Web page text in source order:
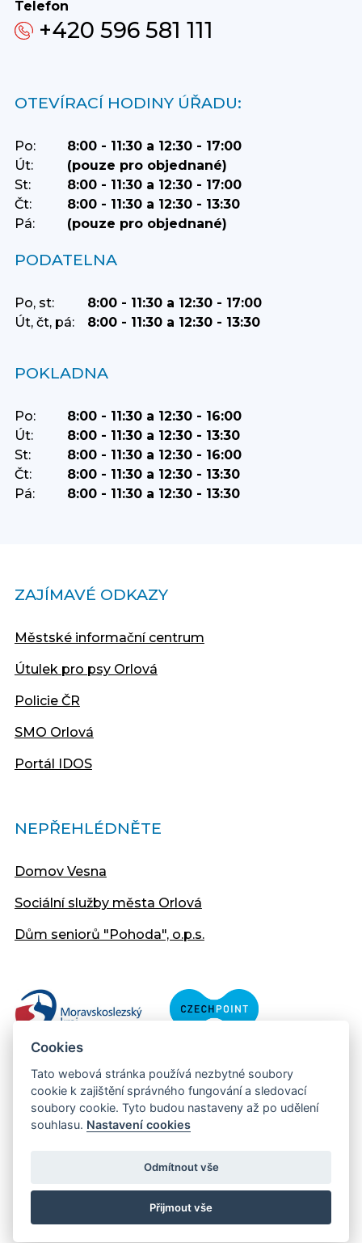
Telefon
+420 596 581 111
OTEVÍRACÍ HODINY ÚŘADU:
Po:
8:00 - 11:30 a 12:30 - 17:00
Út:
(pouze pro objednané)
St:
8:00 - 11:30 a 12:30 - 17:00
Čt:
8:00 - 11:30 a 12:30 - 13:30
Pá:
(pouze pro objednané)
PODATELNA
Po, st:
8:00 - 11:30 a 12:30 - 17:00
Út, čt, pá:
8:00 - 11:30 a 12:30 - 13:30
POKLADNA
Po:
8:00 - 11:30 a 12:30 - 16:00
Út:
8:00 - 11:30 a 12:30 - 13:30
St:
8:00 - 11:30 a 12:30 - 16:00
Čt:
8:00 - 11:30 a 12:30 - 13:30
Pá:
8:00 - 11:30 a 12:30 - 13:30
ZAJÍMAVÉ ODKAZY
Městské informační centrum
Útulek pro psy Orlová
Policie ČR
SMO Orlová
Portál IDOS
NEPŘEHLÉDNĚTE
Domov Vesna
Sociální služby města Orlová
Dům seniorů "Pohoda", o.p.s.
Copyright © 2013 - 2026 Městský úřad Orlová
Cookies
Tato webová stránka používá nezbytné soubory
cookie k zajištění správného fungování a sledovací
soubory cookie. Tyto budou nastaveny až po udělení
souhlasu. Nastavení cookies
Odmítnout vše
Přijmout vše